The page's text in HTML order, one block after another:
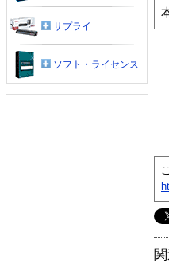
サプライ
ソフト・ライセンス